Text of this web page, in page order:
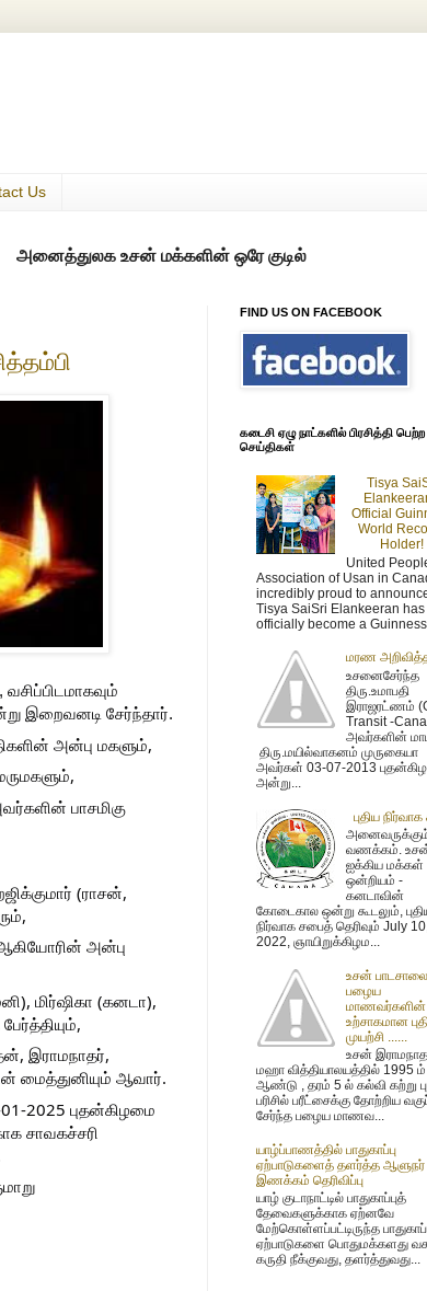
Us
உசன் மக்களின் ஒரே குடில்
இறைவனடி சேர்ந்தார்.
அன்பு மகளும்,
பாசமிகு
(ராசன்,
அன்பு
மிர்ஷிகா (கனடா),
இராமநாதர்,
மைத்துனியும் ஆவார்.
2025 புதன்கிழமை
சாவகச்சரி
FIND US ON FACEBOOK
கடைசி ஏழு நாட்களில் பிரசித்தி பெற்ற
செய்திகள்
Tisya
Official
World
Holder!
United
Association of Usan in
incredibly proud to
Tisya SaiSri Elankeeran has
officially become a Guinness
மரண
உசனைசேர்ந்த
திரு.உமாபதி
இராஜரட்ணம்
Transit -
அவர்களின்
திரு.மயில்வாகனம் முருகையா
அவர்கள் 03-07-2013
அன்று...
புதிய
வணக்கம்.
ஐக்கிய மக்கள்
ஒன்றியம் -
கனடாவின்
கோடைகால ஒன்று கூடலும்,
நிர்வாக சபைத் தெரிவும் July
2022, ஞாயிறுக்கிழம...
உசன் பாடசாலை
பழைய
மாணவர்களின்
உற்சாகமான
முயற்சி ......
உசன்
மஹா வித்தியாலயத்தில் 1995 ம்
ஆண்டு , தரம் 5 ல் கல்வி கற்று
பரிசில் பரீட்சைக்கு தோற்றிய
சேர்ந்த பழைய மாணவ...
யாழ்ப்பாணத்தில் பாதுகாப்பு
ஏற்பாடுகளைத் தளர்த்த ஆளுநர்
இணக்கம் தெரிவிப்பு
யாழ் குடாநாட்டில் பாதுகாப்புத்
தேவைகளுக்காக ஏற்னவே
மேற்கொள்ளப்பட்டிருந்த
ஏற்பாடுகளை பொதுமக்களது
கருதி நீக்குவது, தளர்த்துவது...